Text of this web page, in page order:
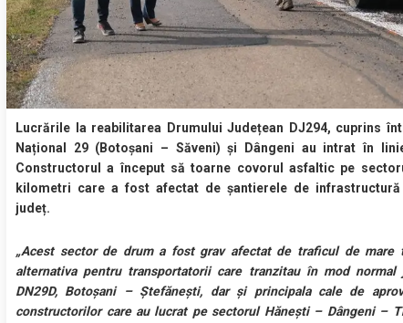
Lucrările la reabilitarea Drumului Județean DJ294, cuprins
Național 29 (Botoșani – Săveni) și Dângeni au intrat în
Constructorul a început să toarne covorul asfaltic pe
kilometri care a fost afectat de șantierele de
județ.
„Acest sector de drum a fost grav afectat de traficul de mare
alternativa pentru transportatorii care tranzitau în mod normal
DN29D, Botoșani – Ștefănești, dar și principala cale de
constructorilor care au lucrat pe sectorul Hănești – Dângeni –